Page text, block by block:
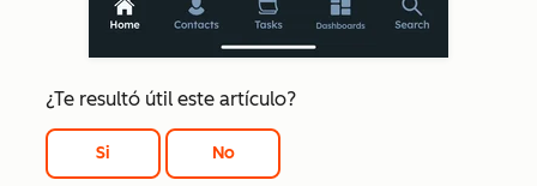
¿Te resultó útil este artículo?
Si No